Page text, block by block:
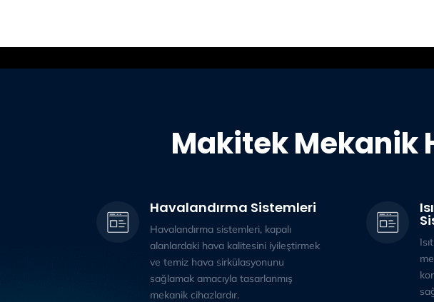
Makitek Mekanik
Havalandırma Sistemleri
Havalandırma sistemleri, kapalı
alanlardaki hava kalitesini iyileştirmek
ve temiz hava sirkülasyonunu
sağlamak amacıyla tasarlanmış
mekanik cihazlardır.